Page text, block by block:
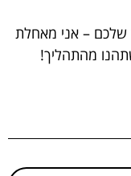
שלכם – אני מאחלת
מהתהליך!